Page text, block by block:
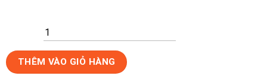
Gạch
Ốp
THÊM VÀO GIỎ HÀNG